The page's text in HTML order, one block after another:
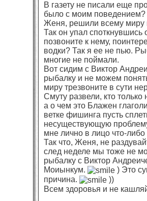
В газету не писали еще
было с моим поведением?
Женя, решили всему миру
Так он упал споткнувшись
позвоните к нему,
водки? Так я ее не пью.
многие не поймали.
Вот сидим с Виктор
рыбалку и не можем
миру трезвоните в сути
Смуту развели, кто
а о чем это Блажен
ветке фишинга пусть
несуществующую
мне лично в лицо что-либо
Так что, Женя, не
след неделе мы тоже не
рыбалку с Виктор
Моиынкум.
) Это
причина.
))
Всем здоровья и не